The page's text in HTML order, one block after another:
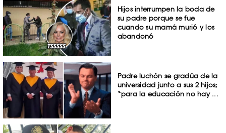
Hijos interrumpen la boda de
su padre porque se fue
cuando su mamá murió y los
abandonó
Padre luchón se gradúa de la
universidad junto a sus 2 hijos;
“para la educación no hay ...